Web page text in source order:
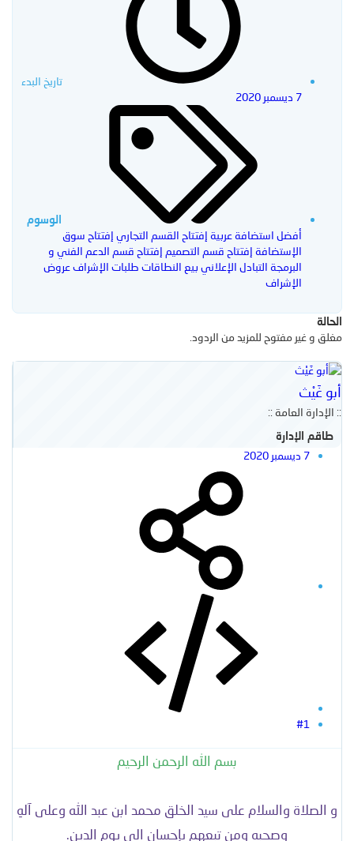
بحث
بحث متقدم…
تاريخ البدء
7 ديسمبر 2020
الوسوم
أفضل استضافة عربية إفتتاح القسم التجاري إفتتاح سوق
الإستضافة إفتتاح قسم التصميم إفتتاح قسم الدعم الفني و
البرمجة التبادل الإعلاني بيع النطاقات طلبات الإشراف عروض
الإشراف
الحالة
مغلق و غير مفتوح للمزيد من الردود.
أبو غَيْث
:: الإدارة العامة ::
طاقم الإدارة
7 ديسمبر 2020
#1
بسم الله الرحمن الرحيم
و الصلاة والسلام على سيد الخلق محمد ابن عبد الله وعلى آلهِ
وصحبه ومن تبعهم بإحسان الى يوم الدين.